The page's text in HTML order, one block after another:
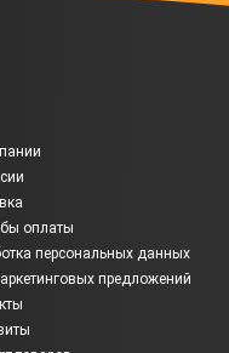
оплаты
персональных данных
предложений